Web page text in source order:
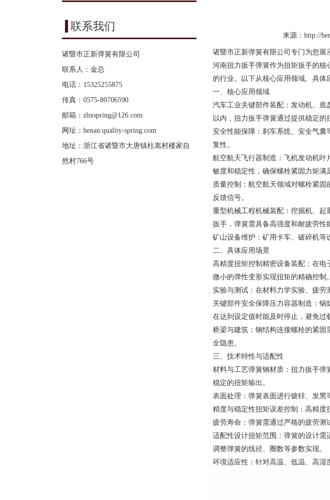
联系我们
诸暨市正新弹簧有限公司
联系人：金总
电话：15325255875
传真：0575-80706590
邮箱： zhxspring@126.com
网址： henan.quality-spring.com
地址：浙江省诸暨市大唐镇柱嵩村楼家自
然村766号
来源：http://
诸暨市正新弹簧有限公司专门为您展
河南扭力扳手弹簧作为扭矩扳手的核
的行业。以下从核心应用领域、具体
一、核心应用领域
汽车工业关键部件装配：发动机、
以内，扭力扳手弹簧通过提供稳定的
安全性能保障：刹车系统、安全气
复性。
航空航天飞行器制造：飞机发动机
敏度和稳定性，确保螺栓紧固力矩满
质量控制：航空航天领域对螺栓紧
反馈信号。
重型机械工程机械装配：挖掘机、
扳手，弹簧需具备高强度和耐疲劳性
矿山设备维护：矿用卡车、破碎机等
二、具体应用场景
高精度扭矩控制精密设备装配：在电
微小的弹性变形实现扭矩的精确控制。
实验与测试：在材料力学实验、疲劳
关键部件安全保障压力容器制造：
在达到设定值时能及时停止，避免过
桥梁与建筑：钢结构连接螺栓的紧
全隐患。
三、技术特性与适配性
材料与工艺弹簧钢材质：扭力扳手
稳定的扭矩输出。
表面处理：弹簧表面进行镀锌、发黑
精度与稳定性扭矩误差控制：高精度
疲劳寿命：弹簧需通过严格的疲劳测
适配性设计扭矩范围：弹簧的设计
调整弹簧的线径、圈数等参数实现。
环境适应性：针对高温、低温、高湿